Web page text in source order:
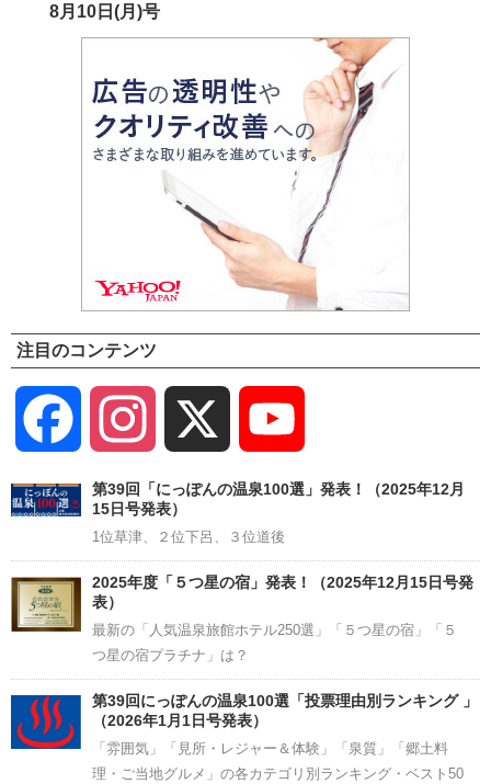
8月10日(月)号
注目のコンテンツ
Facebook Instagram
Channel
第39回「にっぽんの温泉100選」発表！（2025年12月
15日号発表）
1位草津、２位下呂、３位道後
2025年度「５つ星の宿」発表！（2025年12月15日号発
表）
最新の「人気温泉旅館ホテル250選」「５つ星の宿」「５
つ星の宿プラチナ」は？
第39回にっぽんの温泉100選「投票理由別ランキング 」
（2026年1月1日号発表）
「雰囲気」「見所・レジャー＆体験」「泉質」「郷土料
理・ご当地グルメ」の各カテゴリ別ランキング・ベスト50